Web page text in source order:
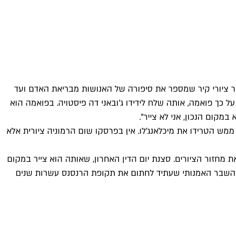
את כל תקרת הקפלה. היה זה מחזור ציורי קיר שמספר את סיפורה של האנושות מבריאת האדם ועד
כך פואמה, אותה שלח לידידו ג'ובאני דה פיסטויה. בפואמה הוא
הנכון, אני לא צייר".
הטרידו את מיכלאנג'לו. אין בפרסקו שום הרמוניה ציורית אלא
הייתה עינוי בל יתואר, מיכלאנג'לו חזר למקום 30 שנים מאוחר יותר, בגיל 60, כדי לסיים את מחזור הציורים. סצנת יום הדין האחרון, שאותה הוא צייר במקום
השבר האמנותי שעתיד לחתום את תקופת הרנסנס עשרות שנים